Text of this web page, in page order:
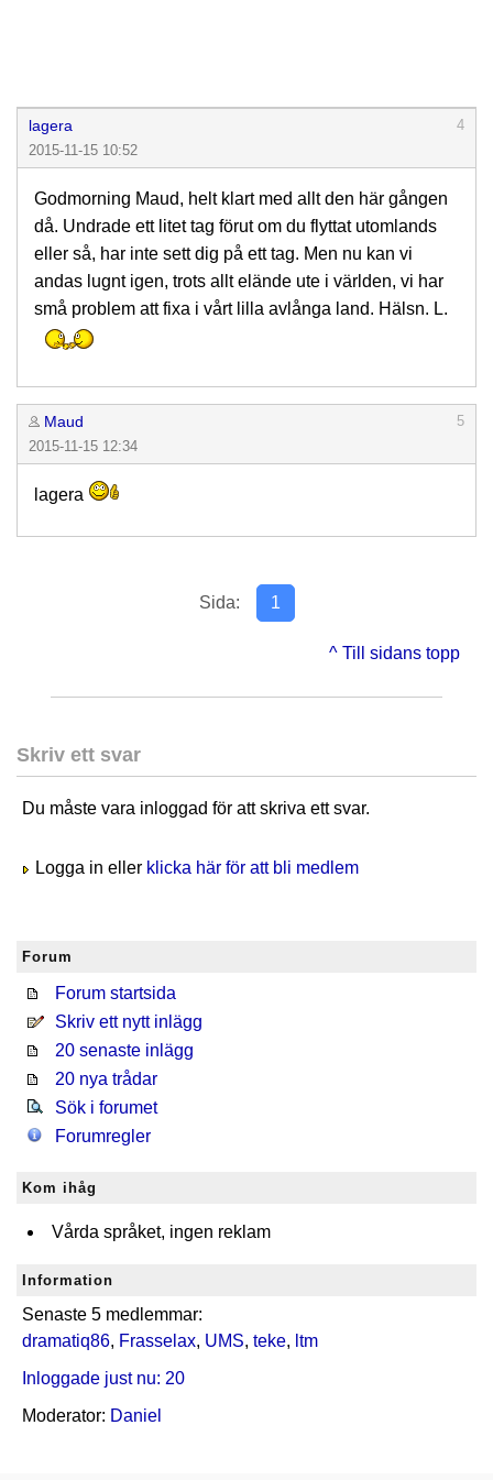
lagera
4
2015-11-15 10:52
Godmorning Maud, helt klart med allt den här gången
då. Undrade ett litet tag förut om du flyttat utomlands
eller så, har inte sett dig på ett tag. Men nu kan vi
andas lugnt igen, trots allt elände ute i världen, vi har
små problem att fixa i vårt lilla avlånga land. Hälsn. L.
Maud
5
2015-11-15 12:34
lagera
Sida: 1
^ Till sidans topp
Skriv ett svar
Du måste vara inloggad för att skriva ett svar.
Logga in eller klicka här för att bli medlem
Forum
Forum startsida
Skriv ett nytt inlägg
20 senaste inlägg
20 nya trådar
Sök i forumet
Forumregler
Kom ihåg
Vårda språket, ingen reklam
Information
Senaste 5 medlemmar:
dramatiq86, Frasselax, UMS, teke, ltm
Inloggade just nu: 20
Moderator: Daniel